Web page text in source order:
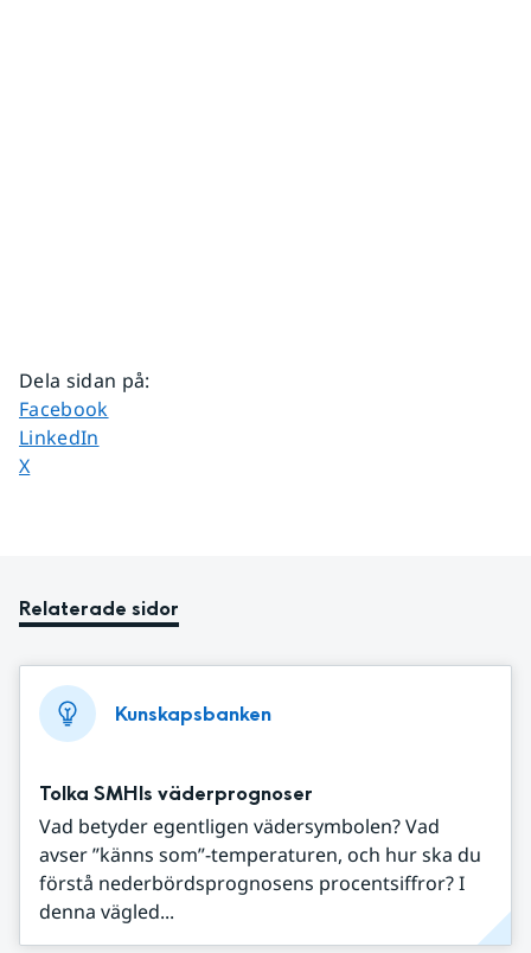
Dela sidan på:
Dela sidan på
Facebook
Dela sidan på
LinkedIn
Dela sidan på
X
Relaterade sidor
Kunskapsbanken
Tolka SMHIs väderprognoser
Vad betyder egentligen vädersymbolen? Vad
avser ”känns som”-temperaturen, och hur ska du
förstå nederbördsprognosens procentsiffror? I
denna vägled...